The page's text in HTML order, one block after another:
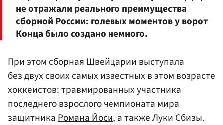
не отражали реального преимущества
сборной России: голевых моментов у ворот
Конца было создано немного.
При этом сборная Швейцарии выступала
без двух своих самых известных в этом возрасте
хоккеистов: травмированных участника
последнего взрослого чемпионата мира
защитника Романа Йоси, а также Луки Сбизы.